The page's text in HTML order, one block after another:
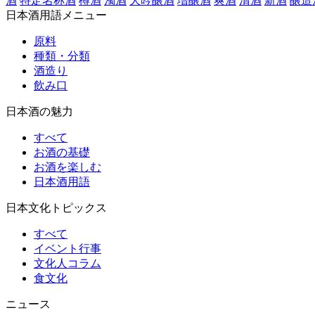
日本酒用語メニュー
原料
種類・分類
酒造り
飲み口
日本酒の魅力
すべて
お酒の基礎
お酒を楽しむ
日本酒用語
日本文化トピックス
すべて
イベント行事
文化人コラム
食文化
ニュース